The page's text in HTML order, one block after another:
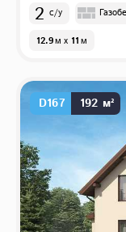
2 с/у
12.9м x 11м
D167 192 м²